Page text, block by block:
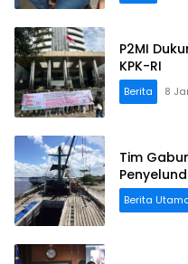
P2MI Dukung
KPK-RI
Berita 8
Tim
Berita